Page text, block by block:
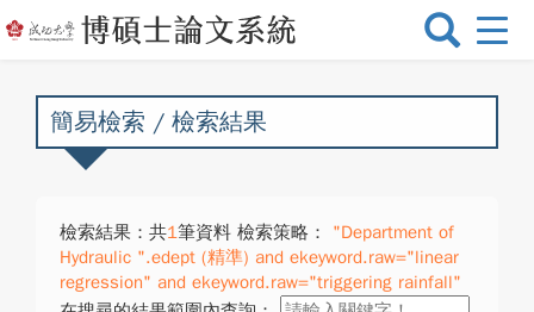
選
換
簡易檢索 / 檢索結果
檢索結果：共1筆資料 檢索策略：
"Department of
Hydraulic ".edept (精準) and ekeyword.raw="linear
regression" and ekeyword.raw="triggering rainfall"